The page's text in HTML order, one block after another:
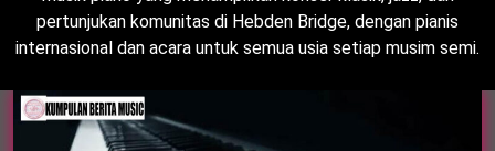
pertunjukan komunitas di Hebden Bridge, dengan pianis
internasional dan acara untuk semua usia setiap musim semi.